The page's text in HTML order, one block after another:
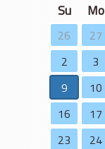
Su
Mo
26 27
2
3
9
10
16
17
23
24